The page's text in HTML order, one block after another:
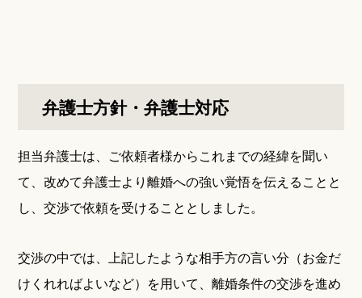
弁護士方針・弁護士対応
担当弁護士は、ご依頼者様からこれまでの経緯を聞い
て、改めて弁護士より離婚への強い覚悟を伝えることと
し、交渉で依頼を受けることとしました。
交渉の中では、上記したような相手方の言い分（お金だ
けくれればよいなど）を用いて、離婚条件の交渉を進め